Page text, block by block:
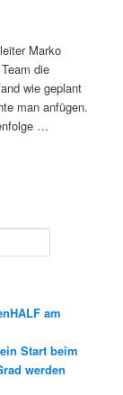
Marko
die
wie geplant
man anfügen.
…
am
Start beim
werden